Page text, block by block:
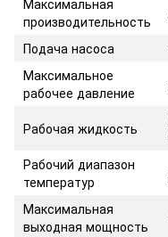
Максимальная
производительность
Подача насоса
Максимальное
рабочее давление
Рабочая жидкость
Рабочий диапазон
температур
Максимальная
выходная мощность